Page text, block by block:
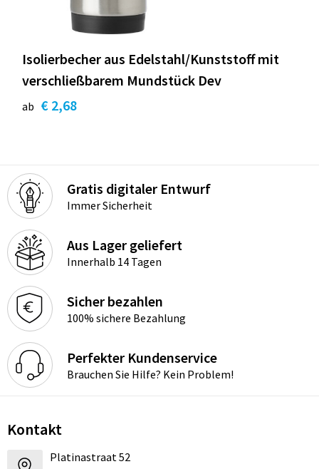
Isolierbecher aus Edelstahl/Kunststoff mit
verschließbarem Mundstück Dev
ab € 2,68
Gratis digitaler Entwurf
Immer Sicherheit
Aus Lager geliefert
Innerhalb 14 Tagen
Sicher bezahlen
100% sichere Bezahlung
Perfekter Kundenservice
Brauchen Sie Hilfe? Kein Problem!
Kontakt
Platinastraat 52